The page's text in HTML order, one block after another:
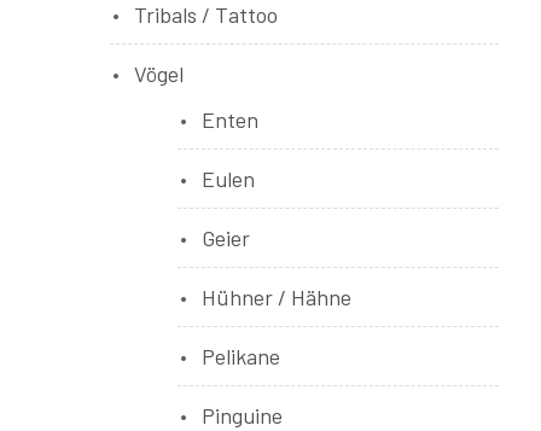
Tribals / Tattoo
Vögel
Enten
Eulen
Geier
Hühner / Hähne
Pelikane
Pinguine